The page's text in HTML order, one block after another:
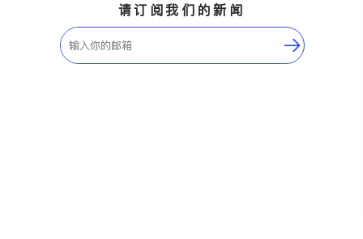
请订阅我们的新闻